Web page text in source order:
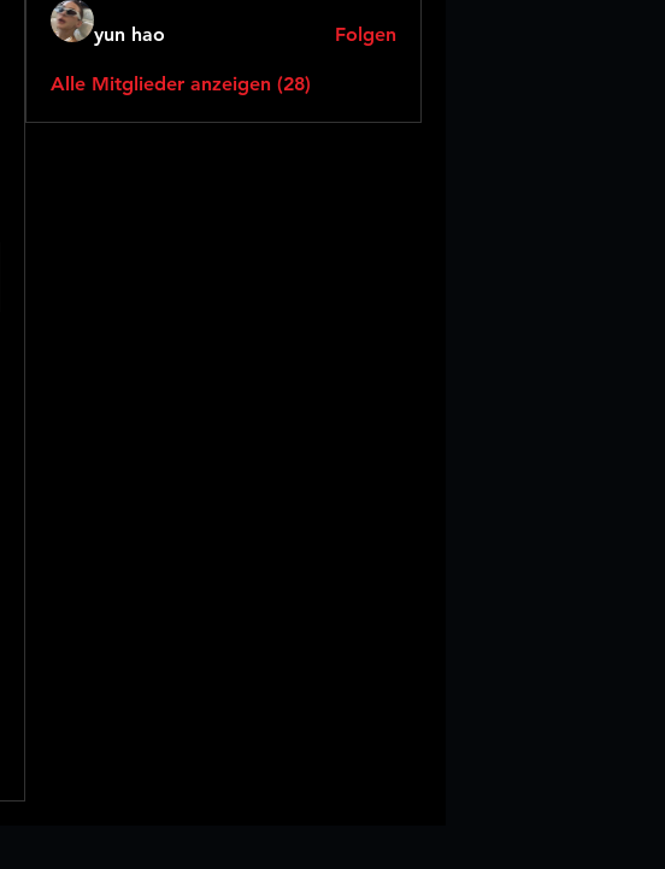
yun hao Folgen
Alle Mitglieder anzeigen (28)